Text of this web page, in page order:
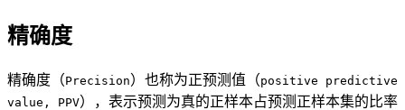
精确度
精确度（Precision）也称为正预测值（positive predictive
value, PPV），表示预测为真的正样本占预测正样本集的比率